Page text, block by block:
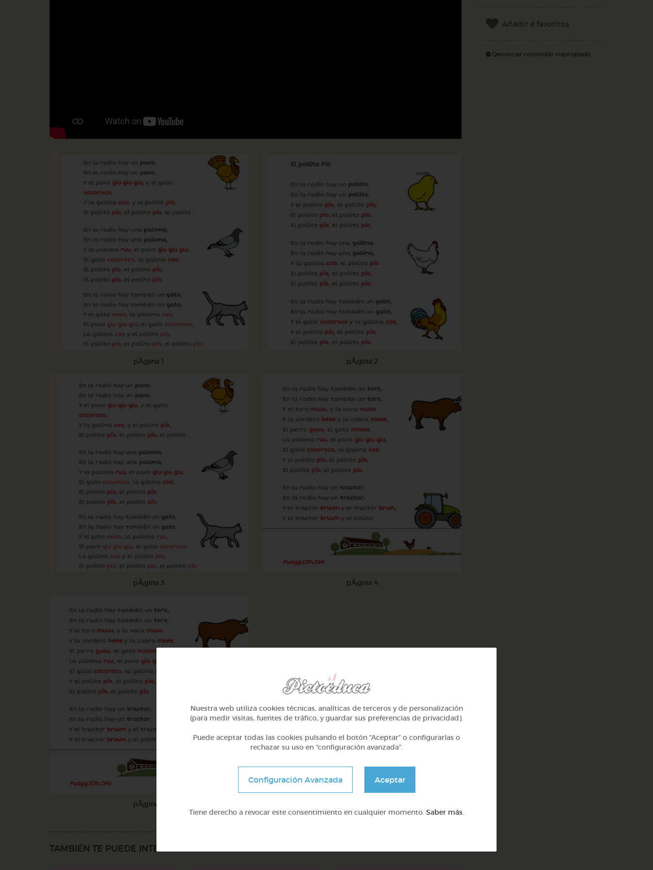
pÃ¡gina 1 pÃ¡gina 2
pÃ¡gina 3 pÃ¡gina 4
pÃ¡gina 5
TAMBIÉN TE PUEDE INTERESAR
Añadir a favoritos
Denunciar contenido inapropiado
Nuestra web utiliza cookies técnicas, analíticas de terceros y de personalización
(para medir visitas, fuentes de tráfico, y guardar sus preferencias de privacidad).
Puede aceptar todas las cookies pulsando el botón “Aceptar” o configurarlas o
rechazar su uso en “configuración avanzada”.
Configuración Avanzada Aceptar
Tiene derecho a revocar este consentimiento en cualquier momento. Saber más.